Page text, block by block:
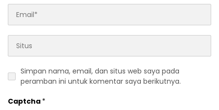
Simpan nama, email, dan situs web saya pada
peramban ini untuk komentar saya berikutnya.
Captcha *